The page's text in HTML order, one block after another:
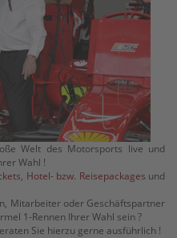
Welt des Motorsports live und
Wahl !
, Hotel- bzw. Reisepackages und
Mitarbeiter oder Geschäftspartner
1-Rennen Ihrer Wahl sein ?
Sie hierzu gerne ausführlich !